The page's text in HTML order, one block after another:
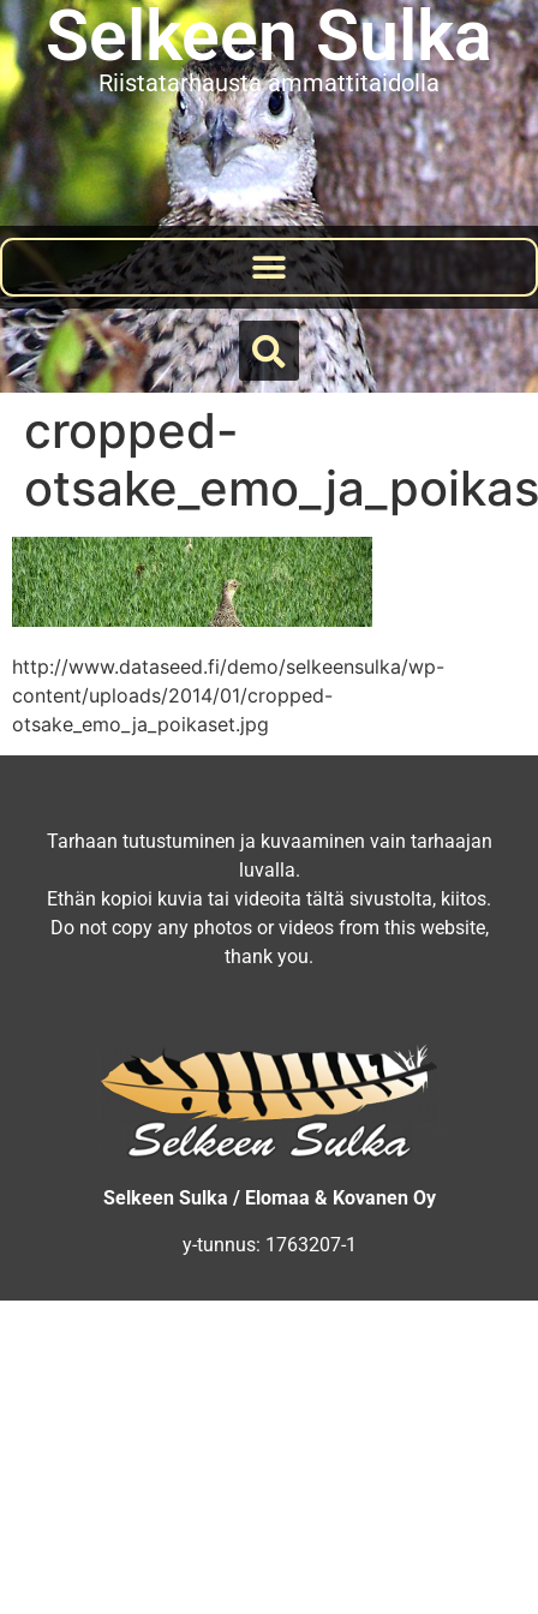
Selkeen Sulka
Riistatarhausta ammattitaidolla
cropped-
http://www.dataseed.fi/demo/selkeensulka/wp-
content/uploads/2014/01/cropped-
otsake_emo_ja_poikaset.jpg
Tarhaan tutustuminen ja kuvaaminen vain tarhaajan
luvalla.
Ethän kopioi kuvia tai videoita tältä sivustolta, kiitos.
Do not copy any photos or videos from this website,
thank you.
Selkeen Sulka / Elomaa & Kovanen Oy
y-tunnus: 1763207-1